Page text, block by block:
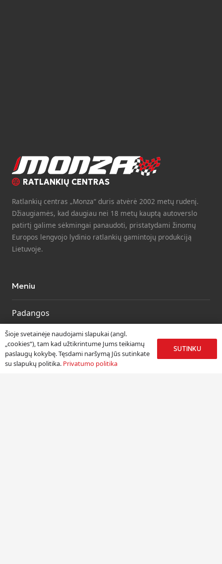
RATLANKIŲ CENTRAS
Ratlankių centras „Monza“ duris atvėrė 2002 metų rudenį.
Džiaugiamės, kad daugiau nei 18 metų kauptą autoverslo
patirtį galime sėkmingai panaudoti, pristatydami žinomų
Europos lengvojo lydinio ratlankių gamintojų produkciją
Lietuvoje.
Meniu
Padangos
Ratlankiai
Kitos prekės
Paslaugos
Šioje svetainėje naudojami slapukai (angl.
„cookies“), tam kad užtikrintume Jums teikiamų
paslaugų kokybę. Tęsdami naršymą Jūs sutinkate
su slapukų politika. Privatumo politika
SUTINKU